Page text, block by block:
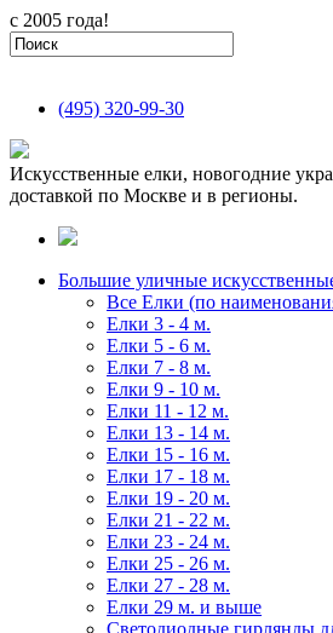
с 2005 года!
(495) 320-99-30
Искусственные елки, новогодние
доставкой по Москве и в регионы.
Большие уличные
Все Елки (по
Елки 3 - 4 м.
Елки 5 - 6 м.
Елки 7 - 8 м.
Елки 9 - 10 м.
Елки 11 - 12 м.
Елки 13 - 14 м.
Елки 15 - 16 м.
Елки 17 - 18 м.
Елки 19 - 20 м.
Елки 21 - 22 м.
Елки 23 - 24 м.
Елки 25 - 26 м.
Елки 27 - 28 м.
Елки 29 м. и выше
Светодиодные гирлянды